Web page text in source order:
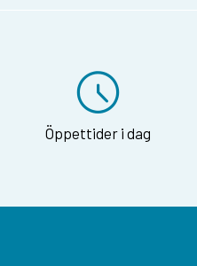
Öppettider i dag